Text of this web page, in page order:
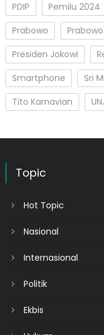
PDIP
Pemilu 2024
Prabowo
Presiden Jokowi
Smartphone
Sri
Tito Karnavian
Topic
Hot Topic
Nasional
Internasional
Politik
Ekbis